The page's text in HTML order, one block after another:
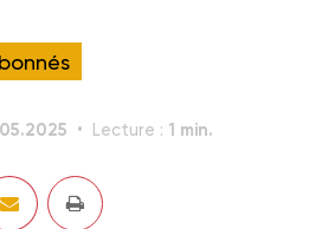
Lecture : 1 min.